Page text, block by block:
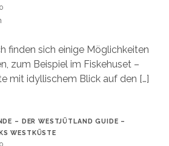
finden sich einige Möglichkeiten
zum Beispiel im Fiskehuset –
mit idyllischem Blick auf den […]
– DER WESTJÜTLAND GUIDE –
WESTKÜSTE